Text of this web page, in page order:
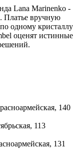
Lana Marinenko -
Платье вручную
одному кристаллу
оценят истинные
140
113
131